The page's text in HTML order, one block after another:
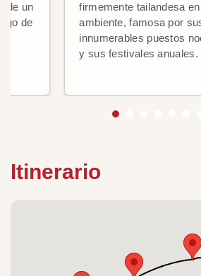
de un
de
firmemente tailandesa
ambiente, famosa por
innumerables puestos
y sus festivales anuales.
Itinerario